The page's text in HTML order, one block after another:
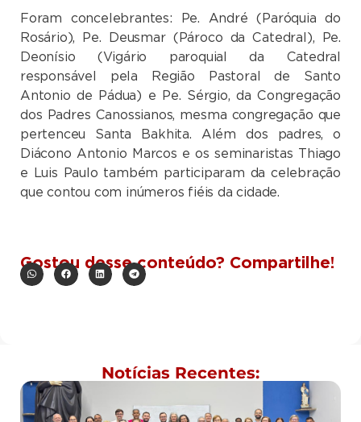
Foram concelebrantes: Pe. André (Paróquia do
Rosário), Pe. Deusmar (Pároco da Catedral), Pe.
Deonísio (Vigário paroquial da Catedral
responsável pela Região Pastoral de Santo
Antonio de Pádua) e Pe. Sérgio, da Congregação
dos Padres Canossianos, mesma congregação que
pertenceu Santa Bakhita. Além dos padres, o
Diácono Antonio Marcos e os seminaristas Thiago
e Luis Paulo também participaram da celebração
que contou com inúmeros fiéis da cidade.
Gostou desse conteúdo? Compartilhe!
Notícias Recentes: